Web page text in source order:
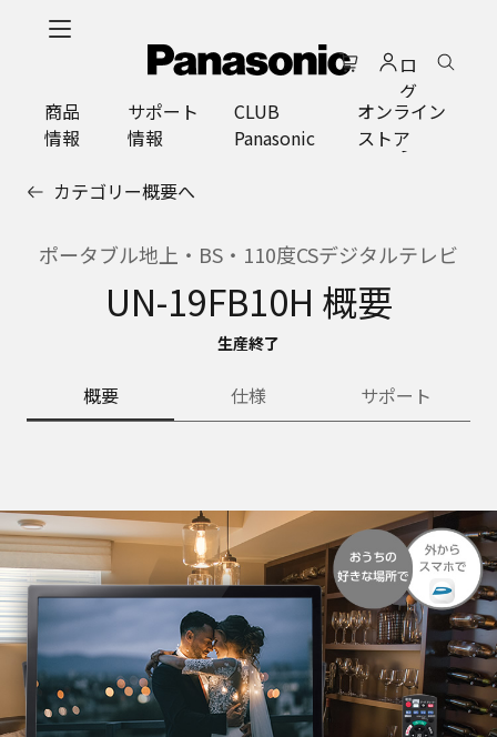
ロ
グ
イ
ン
商品
情報
サポート
情報
CLUB
Panasonic
オンライン
ストア
カテゴリー概要へ
ポータブル地上・BS・110度CSデジタルテレビ
UN-19FB10H 概要
生産終了
概要 仕様 サポート